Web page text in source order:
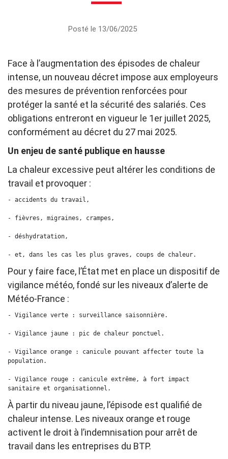
Posté le 13/06/2025
Face à l’augmentation des épisodes de chaleur
intense, un nouveau décret impose aux employeurs
des mesures de prévention renforcées pour
protéger la santé et la sécurité des salariés. Ces
obligations entreront en vigueur le 1er juillet 2025,
conformément au décret du 27 mai 2025.
Un enjeu de santé publique en hausse
La chaleur excessive peut altérer les conditions de
travail et provoquer :
- accidents du travail,
- fièvres, migraines, crampes,
- déshydratation,
- et, dans les cas les plus graves, coups de chaleur.
Pour y faire face, l’État met en place un dispositif de
vigilance météo, fondé sur les niveaux d’alerte de
Météo-France :
- Vigilance verte : surveillance saisonnière.
- Vigilance jaune : pic de chaleur ponctuel.
- Vigilance orange : canicule pouvant affecter toute la
population.
- Vigilance rouge : canicule extrême, à fort impact
sanitaire et organisationnel.
À partir du niveau jaune, l’épisode est qualifié de
chaleur intense. Les niveaux orange et rouge
activent le droit à l’indemnisation pour arrêt de
travail dans les entreprises du BTP.